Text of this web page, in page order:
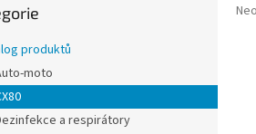
produktů
moto
a respirátory